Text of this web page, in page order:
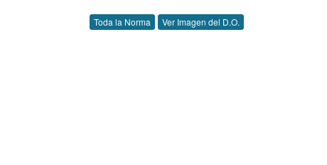
Toda la Norma Ver Imagen del D.O.